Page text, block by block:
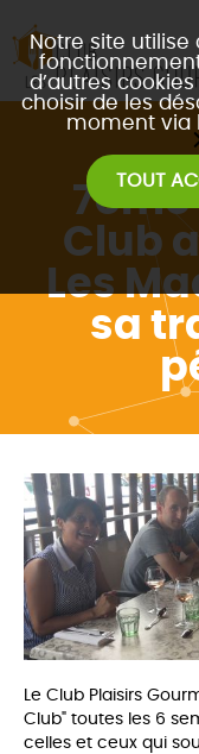
Notre site utilise
d’autres
choisir de les
moment via
TOUT
Club
Les
sa
Le Club Plaisirs
Club" toutes les 6
celles et ceux qui